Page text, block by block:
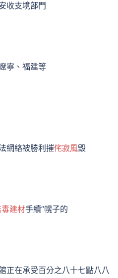
收支境部門
寧、福建等
網絡被勝利摧侘寂風毀
毒建材手續”幌子的
正在承受百分之八十七點八八